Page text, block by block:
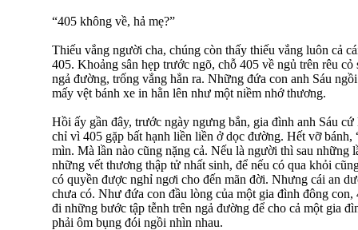
“405 không về, hả mẹ?”
Thiếu vắng người cha, chúng còn thấy thiếu vắng luôn cả
405. Khoảng sân hẹp trước ngõ, chỗ 405 về ngủ trên rêu
ngả đường, trống vắng hẳn ra. Những đứa con anh Sáu
mấy vệt bánh xe in hằn lên như một niềm nhớ thương.
Hồi ấy gần đây, trước ngày ngưng bắn, gia đình anh Sáu
chỉ vì 405 gặp bất hạnh liền liền ở dọc đường. Hết vỡ bánh,
mìn. Mà lần nào cũng nặng cả. Nếu là người thì sau những
những vết thương thập tử nhất sinh, để nếu có qua khỏi
có quyền được nghỉ ngơi cho đến mãn đời. Nhưng cái an
chưa có. Như đứa con đầu lòng của một gia đình đông
đi những bước tập tễnh trên ngả đường để cho cả một gia
phải ôm bụng đói ngồi nhìn nhau.